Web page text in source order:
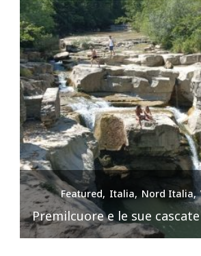
Featured Italia Nord Italia
Premilcuore e le sue